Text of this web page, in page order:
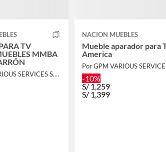
TV
MMBA
Por GPM VARIOUS SERVICES S.A.C.
NACION MUEBLES
Mueble aparador para
America
-10%
S/1,259
S/ 1,399